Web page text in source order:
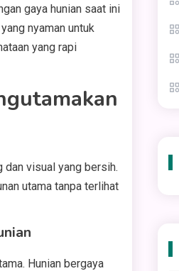
gaya hunian saat ini
nyaman untuk
yang rapi
dan visual yang bersih.
utama tanpa terlihat
Hunian bergaya